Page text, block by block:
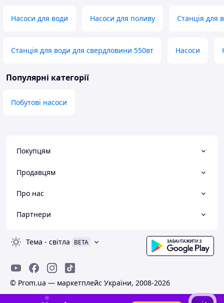
Насоси для води Насоси для поливу Станція для
Станція для води для свердловини 550вт Насоси
Популярні категорії
Побутові насоси
Покупцям
Продавцям
Про нас
Партнери
Тема - світла BETA
© Prom.ua — маркетплейс України, 2008-2026